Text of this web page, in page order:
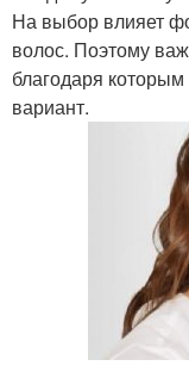
На выбор влияет
волос. Поэтому
благодаря
вариант.